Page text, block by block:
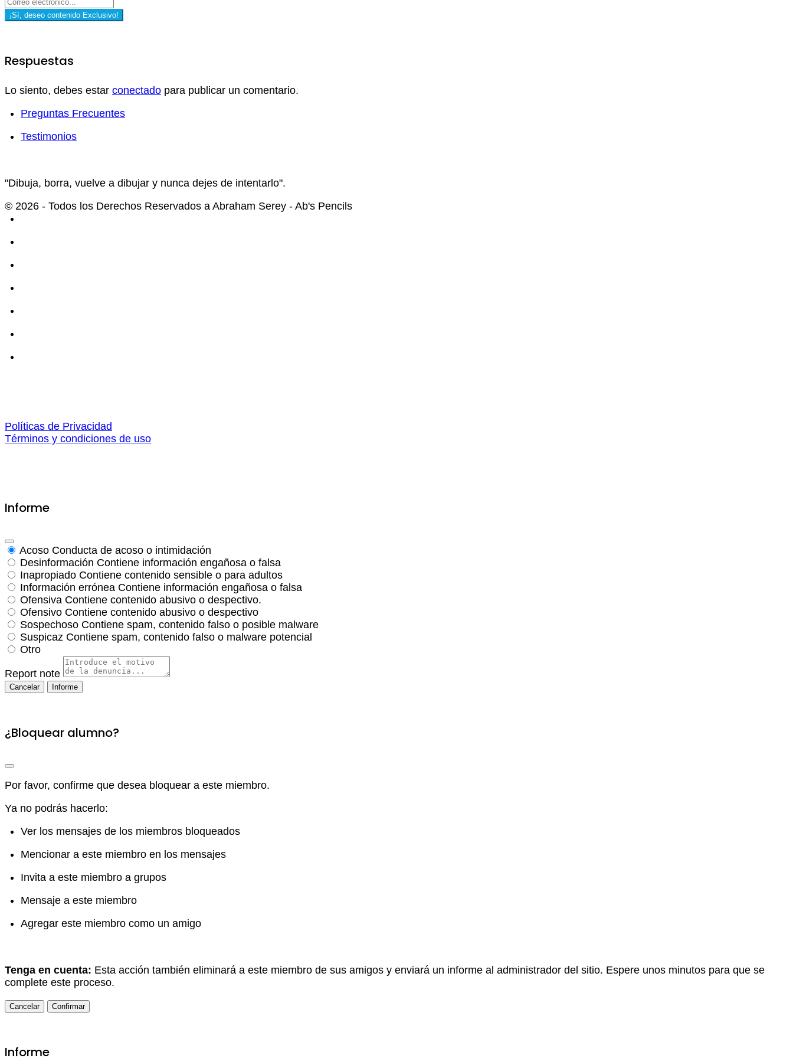
¡Sí, deseo contenido Exclusivo!
Respuestas
Lo siento, debes estar conectado para publicar un comentario.
Preguntas Frecuentes
Testimonios
"Dibuja, borra, vuelve a dibujar y nunca dejes de intentarlo".
© 2026 - Todos los Derechos Reservados a Abraham Serey - Ab's Pencils
Políticas de Privacidad
Términos y condiciones de uso
Informe
Acoso Conducta de acoso o intimidación
Desinformación Contiene información engañosa o falsa
Inapropiado Contiene contenido sensible o para adultos
Información errónea Contiene información engañosa o falsa
Ofensiva Contiene contenido abusivo o despectivo.
Ofensivo Contiene contenido abusivo o despectivo
Sospechoso Contiene spam, contenido falso o posible malware
Suspicaz Contiene spam, contenido falso o malware potencial
Otro
Report note
Informe
¿Bloquear alumno?
Por favor, confirme que desea bloquear a este miembro.
Ya no podrás hacerlo:
Ver los mensajes de los miembros bloqueados
Mencionar a este miembro en los mensajes
Invita a este miembro a grupos
Mensaje a este miembro
Agregar este miembro como un amigo
Tenga en cuenta: Esta acción también eliminará a este miembro de sus amigos y enviará un informe al administrador del sitio. Espere unos minutos para que se
complete este proceso.
Confirmar
Informe